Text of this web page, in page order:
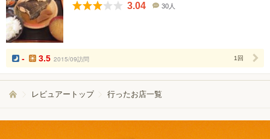
3.04
数
30人
- 3.5 2015/09訪問 1回
レビュアートップ 行ったお店一覧